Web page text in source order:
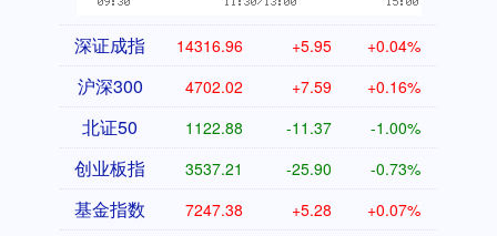
深证成指 14316.96 +5.95 +0.04%
沪深300 4702.02 +7.59 +0.16%
北证50 1122.88 -11.37 -1.00%
创业板指 3537.21 -25.90 -0.73%
基金指数 7247.38 +5.28 +0.07%